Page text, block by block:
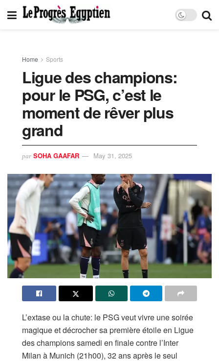
Home Sports
Ligue des champions:
pour le PSG, c’est le
moment de rêver plus
grand
par SOHA GAAFAR May 31, 2025
L’extase ou la chute: le PSG veut vivre une soirée
magique et décrocher sa première étoile en Ligue
des champions samedi en finale contre l’Inter
Milan à Munich (21h00), 32 ans après le seul